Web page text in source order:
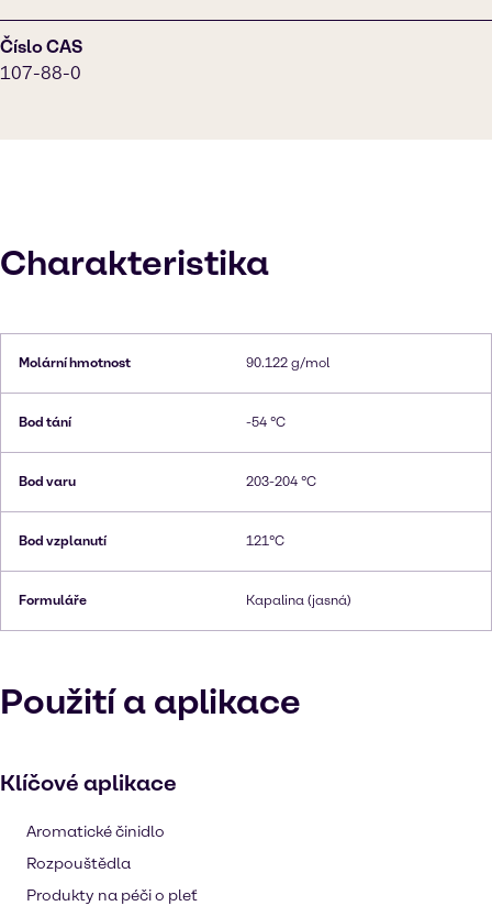
Číslo CAS
107-88-0
Charakteristika
Molární hmotnost 90.122 g/mol
Bod tání -54 °C
Bod varu 203-204 °C
Bod vzplanutí 121°C
Formuláře Kapalina (jasná)
Použití a aplikace
Klíčové aplikace
Aromatické činidlo
Rozpouštědla
Produkty na péči o pleť